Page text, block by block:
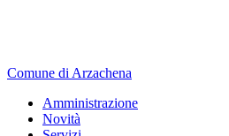
Comune di Arzachena
Amministrazione
Novità